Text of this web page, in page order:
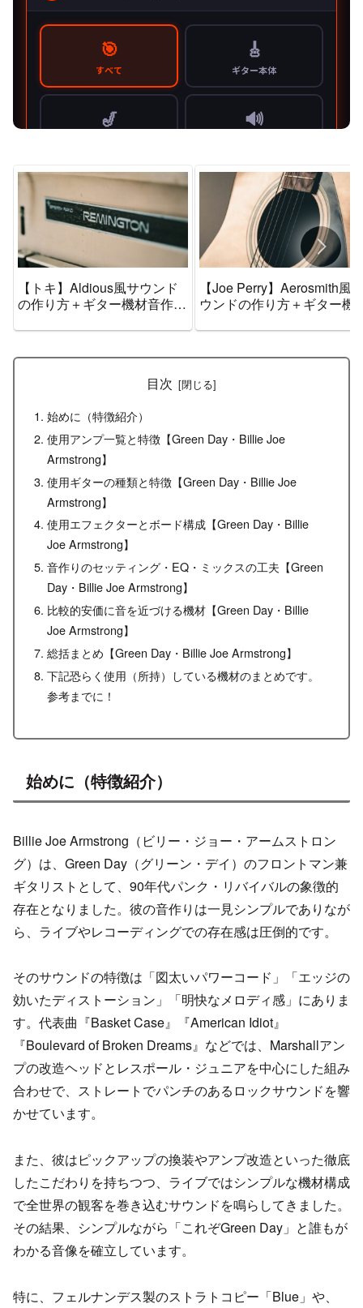
【トキ】Aldious風サウンド
の作り方＋ギター機材音作り
ェクター・アンプ】
【Joe Perry】Aerosmith風
ウンドの作り方＋ギター機
【エフェクター・アンプ】
目次
始めに（特徴紹介）
使用アンプ一覧と特徴【Green Day・Billie Joe
Armstrong】
使用ギターの種類と特徴【Green Day・Billie Joe
Armstrong】
使用エフェクターとボード構成【Green Day・Billie
Joe Armstrong】
音作りのセッティング・EQ・ミックスの工夫【Green
Day・Billie Joe Armstrong】
比較的安価に音を近づける機材【Green Day・Billie
Joe Armstrong】
総括まとめ【Green Day・Billie Joe Armstrong】
下記恐らく使用（所持）している機材のまとめです。
参考までに！
始めに（特徴紹介）
Billie Joe Armstrong（ビリー・ジョー・アームストロン
グ）は、Green Day（グリーン・デイ）のフロントマン兼
ギタリストとして、90年代パンク・リバイバルの象徴的
存在となりました。彼の音作りは一見シンプルでありなが
ら、ライブやレコーディングでの存在感は圧倒的です。
そのサウンドの特徴は「図太いパワーコード」「エッジの
効いたディストーション」「明快なメロディ感」にありま
す。代表曲『Basket Case』『American Idiot』
『Boulevard of Broken Dreams』などでは、Marshallアン
プの改造ヘッドとレスポール・ジュニアを中心にした組み
合わせで、ストレートでパンチのあるロックサウンドを響
かせています。
また、彼はピックアップの換装やアンプ改造といった徹底
したこだわりを持ちつつ、ライブではシンプルな機材構成
で全世界の観客を巻き込むサウンドを鳴らしてきました。
その結果、シンプルながら「これぞGreen Day」と誰もが
わかる音像を確立しています。
特に、フェルナンデス製のストラトコピー「Blue」や、